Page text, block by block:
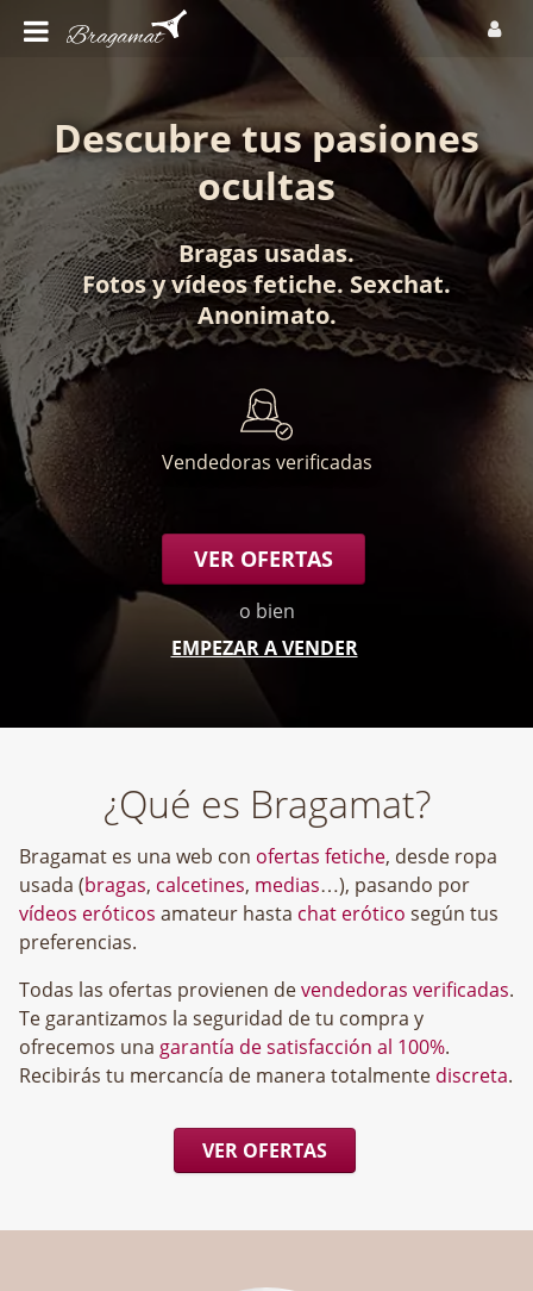
Descubre tus pasiones
ocultas
Bragas usadas.
Fotosyvídeos fetiche. Sexchat.
Anonimato.
Vendedoras verificadas
VER OFERTAS
o bien
EMPEZAR A VENDER
¿Qué es Bragamat?
Bragamat es una web con ofertas fetiche, desde ropa
usada (bragas, calcetines, medias…), pasando por
vídeos eróticos amateur hasta chat erótico según tus
preferencias.
Todas las ofertas provienen devendedoras verificadas.
Te garantizamos la seguridad de tu compra y
ofrecemos una garantía de satisfacción al 100%.
Recibirás tu mercancía de manera totalmente discreta.
VER OFERTAS